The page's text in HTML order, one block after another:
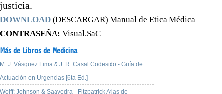
justicia.
DOWNLOAD (DESCARGAR) Manual de Etica Médica
CONTRASEÑA: Visual.SaC
Más de Libros de Medicina
M. J. Vásquez Lima & J. R. Casal Codesido - Guía de
Actuación en Urgencias [6ta Ed.]
Wolff; Johnson & Saavedra - Fitzpatrick Atlas de